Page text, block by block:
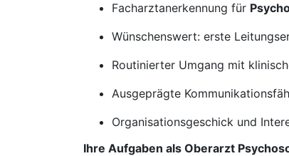
Facharztanerkennung für
Wünschenswert: erste
Routinierter Umgang mit
Ausgeprägte
Organisationsgeschick und
Ihre Aufgaben als Oberarzt